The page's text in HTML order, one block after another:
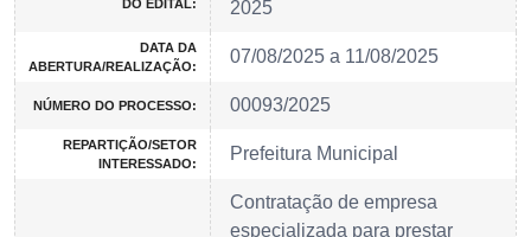
DO EDITAL: 2025
DATA DA
ABERTURA/REALIZAÇÃO:
07/08/2025 a 11/08/2025
NÚMERO DO PROCESSO: 00093/2025
REPARTIÇÃO/SETOR
INTERESSADO:
Prefeitura Municipal
Contratação de empresa
especializada para prestar